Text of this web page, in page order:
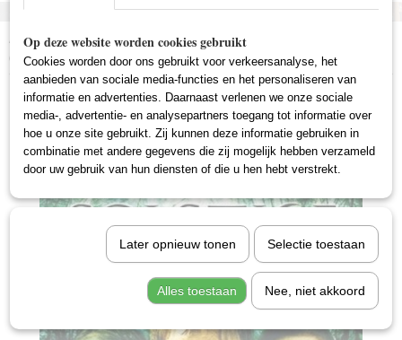
Home >Gebruikte DVD's>Horror DVD Gebruikt
(Gebruikt)
Op deze website worden cookies gebruikt
Cookies worden door ons gebruikt voor verkeersanalyse, het
aanbieden van sociale media-functies en het personaliseren van
informatie en advertenties. Daarnaast verlenen we onze sociale
media-, advertentie- en analysepartners toegang tot informatie over
hoe u onze site gebruikt. Zij kunnen deze informatie gebruiken in
combinatie met andere gegevens die zij mogelijk hebben verzameld
door uw gebruik van hun diensten of die u hen hebt verstrekt.
Later opnieuw tonen Selectie toestaan
Alles toestaan Nee, niet akkoord